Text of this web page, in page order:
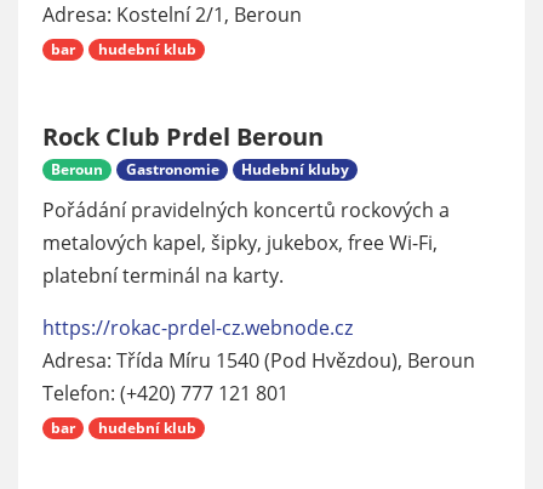
Adresa: Kostelní 2/1, Beroun
bar hudební klub
Rock Club Prdel Beroun
Beroun Gastronomie Hudební kluby
Pořádání pravidelných koncertů rockových a
metalových kapel, šipky, jukebox, free Wi-Fi,
platební terminál na karty.
https://rokac-prdel-cz.webnode.cz
Adresa: Třída Míru 1540 (Pod Hvězdou), Beroun
Telefon: (+420) 777 121 801
bar hudební klub